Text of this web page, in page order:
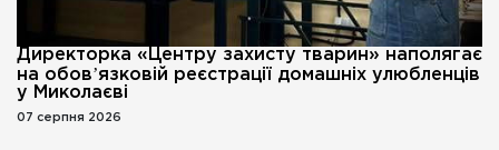
Директорка «Центру захисту тварин» наполягає
на обовʼязковій реєстрації домашніх улюбленців
у Миколаєві
07 серпня 2026